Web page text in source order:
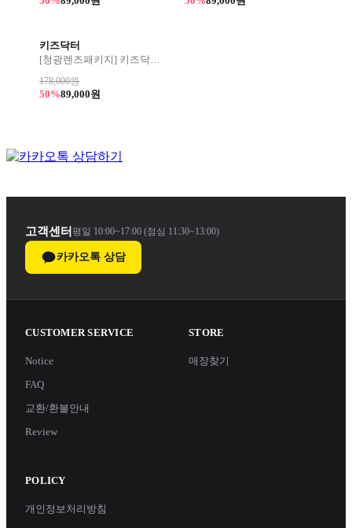
키즈닥터
[청광렌즈패키지] 키즈닥터 플래티넘 167 44사이즈
178,000원
50%89,000원
고객센터 평일 10:00~17:00 (점심 11:30~13:00)
카카오톡 상담
CUSTOMER SERVICE
Notice
FAQ
교환/환불안내
Review
STORE
매장찾기
POLICY
개인정보처리방침